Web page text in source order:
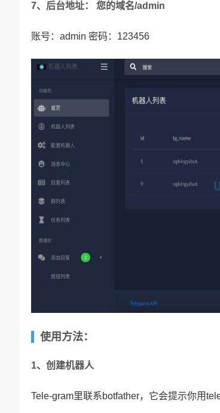
7、后台地址： 您的域名/admin
账号：admin 密码：123456
使用方法：
1、创建机器人
Tele-gram里联系botfather，它会提示你用